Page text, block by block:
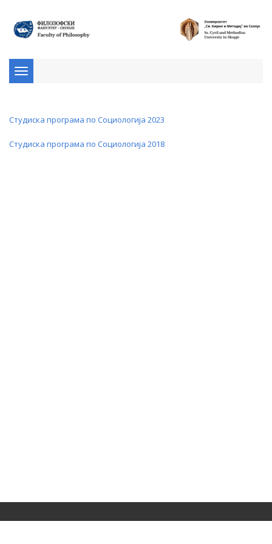
Toggle
navigation
Студиска програма по Социологија 2023
Студиска програма по Социологија 2018